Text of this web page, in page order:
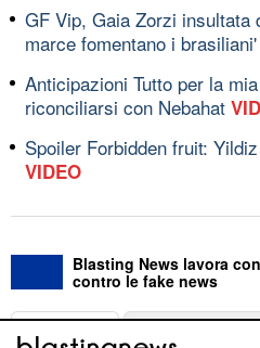
GF Vip, Gaia Zorzi insultata
marce fomentano i brasiliani'
Anticipazioni Tutto per la
riconciliarsi con Nebahat
Spoiler Forbidden fruit:
VIDEO
Blasting News lavora
contro le fake news
ABOUT